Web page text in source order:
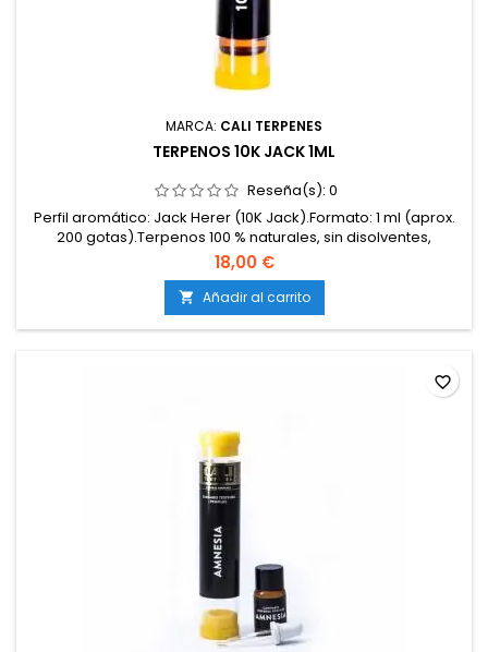
MARCA: CALI TERPENES
TERPENOS 10K JACK 1ML
Reseña(s): 0
Perfil aromático: Jack Herer (10K Jack).Formato: 1 ml (aprox.
200 gotas).Terpenos 100 % naturales, sin disolventes,
cannabinoides ni aditivos.Apto para extracciones, resinas, e-
liquids, flores y productos cosméticos.No psicoactivo, libre
de THC y CBD.Certificados de calidad alimentaria y
farmacéutica.Marca: Cali Terpenes.
18,00 €
 Añadir al carrito
favorite_border